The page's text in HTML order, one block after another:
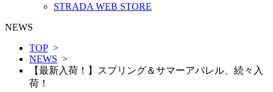
STRADA WEB STORE
NEWS
TOP >
NEWS >
【最新入荷！】スプリング＆サマーアパレル、続々入
荷！